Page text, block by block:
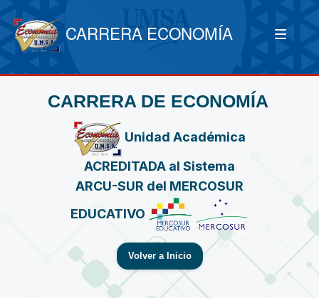
CARRERA ECONOMÍA
CARRERA DE ECONOMÍA
Unidad Académica
ACREDITADA al Sistema
ARCU-SUR del MERCOSUR
EDUCATIVO
Volver a Inicio